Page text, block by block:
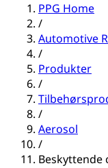
PPG Home
/
Automotive
/
Produkter
/
/
Aerosol
/
Beskyttende